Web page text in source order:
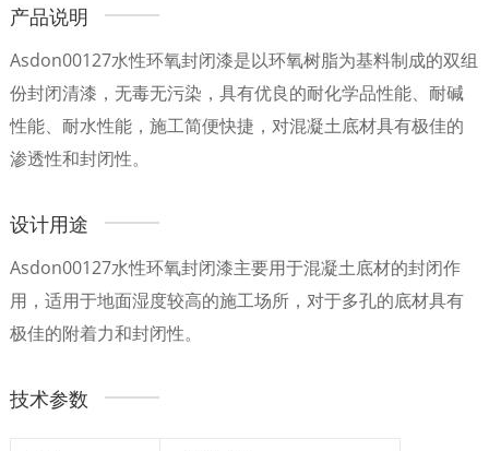
产品说明
Asdon00127水性环氧封闭漆是以环氧树脂为基料制成的双组
份封闭清漆，无毒无污染，具有优良的耐化学品性能、耐碱
性能、耐水性能，施工简便快捷，对混凝土底材具有极佳的
渗透性和封闭性。
设计用途
Asdon00127水性环氧封闭漆主要用于混凝土底材的封闭作
用，适用于地面湿度较高的施工场所，对于多孔的底材具有
极佳的附着力和封闭性。
技术参数